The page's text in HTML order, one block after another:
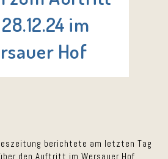
im
Hof
berichtete am letzten Tag
den Auftritt im Wersauer Hof